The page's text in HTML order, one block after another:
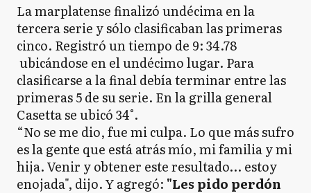
La marplatense finalizó undécima en la
tercera serie y sólo clasificaban las primeras
cinco. Registró un tiempo de 9: 34.78
ubicándose en el undécimo lugar. Para
clasificarse a la final debía terminar entre las
primeras 5 de su serie. En la grilla general
Casetta se ubicó 34°.
“No se me dio, fue mi culpa. Lo que más sufro
es la gente que está atrás mío, mi familia y mi
hija. Venir y obtener este resultado… estoy
enojada", dijo. Y agregó: "Les pido perdón